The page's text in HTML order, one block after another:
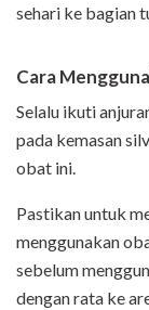
sehari ke bagian
Cara
Selalu ikuti
pada kemasan
obat ini.
Pastikan untuk
menggunakan
sebelum
dengan rata ke